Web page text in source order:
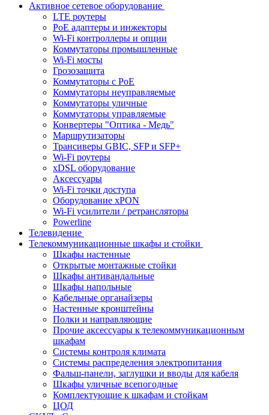
Активное сетевое оборудование
LTE роутеры
PoE адаптеры и инжекторы
Wi-Fi контроллеры и опции
Коммутаторы промышленные
Wi-Fi мосты
Грозозащита
Коммутаторы c PoE
Коммутаторы неуправляемые
Коммутаторы уличные
Коммутаторы управляемые
Конвертеры "Оптика - Медь"
Маршрутизаторы
Трансиверы GBIC, SFP и SFP+
Wi-Fi роутеры
xDSL оборудование
Аксессуары
Wi-Fi точки доступа
Оборудование хPON
Wi-Fi усилители / ретрансляторы
Powerline
Телевидение
Телекоммуникационные шкафы и стойки
Шкафы настенные
Открытые монтажные стойки
Шкафы антивандальные
Шкафы напольные
Кабельные органайзеры
Настенные кронштейны
Полки и направляющие
Прочие аксессуары к телекоммуникационным
шкафам
Системы контроля климата
Системы распределения электропитания
Фальш-панели, заглушки и вводы для кабеля
Шкафы уличные всепогодные
Комплектующие к шкафам и стойкам
ЦОД